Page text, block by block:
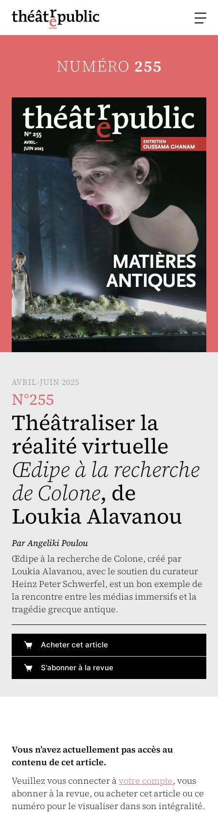
NUMÉRO 255
AVRIL-JUIN 2025
N°255
Théâtraliser la
réalité virtuelle
Œdipe à la recherche
de Colone, de
Loukia Alavanou
ParAngeliki Poulou
Œdipe à la recherche de Colone, créé par
Loukia Alavanou, avec le soutien du curateur
Heinz Peter Schwerfel, est un bon exemple de
la rencontre entre les médias immersifs et la
tragédie grecque antique.
Acheter cet article
S'abonner à la revue
Vous n’avez actuellement pas accès au
contenu de cet article.
Veuillez vous connecter àvotre compte, vous
abonner à la revue, ou acheter cet article ou ce
numéro pour le visualiser dans son intégralité.